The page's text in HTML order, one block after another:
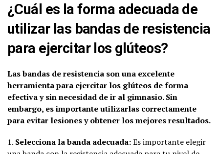
¿Cuál es la forma adecuada de
utilizar las bandas de resistencia
para ejercitar los glúteos?
Las bandas de resistencia son una excelente
herramienta para ejercitar los glúteos de forma
efectiva y sin necesidad de ir al gimnasio. Sin
embargo, es importante utilizarlas correctamente
para evitar lesiones y obtener los mejores resultados.
1. Selecciona la banda adecuada:Es importante elegir